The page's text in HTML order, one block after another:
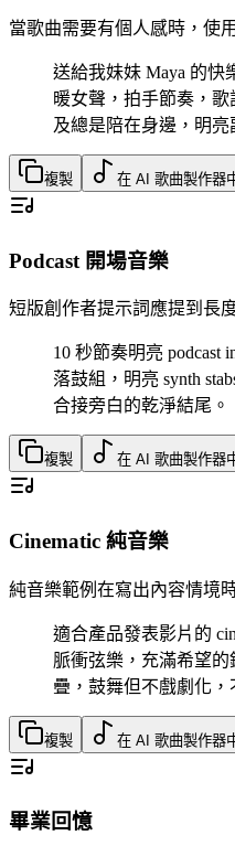
當歌曲需要有個人感時，使
送給我妹妹 Maya 的快
暖女聲，拍手節奏，
及總是陪在身邊，明亮
複製 在 AI 歌曲製作器
Podcast 開場音樂
短版創作者提示詞應提到長
10 秒節奏明亮 podcast
落鼓組，明亮 synth
合接旁白的乾淨結尾。
複製 在 AI 歌曲製作器
Cinematic 純音樂
純音樂範例在寫出內容情境
適合產品發表影片的
脈衝弦樂，充滿希望的
疊，鼓舞但不戲劇化，
複製 在 AI 歌曲製作器
畢業回憶